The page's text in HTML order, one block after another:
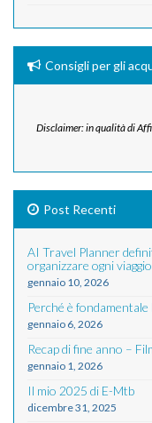
Consigli per gli
Disclaimer: in qualità di
Post Recenti
AI Travel Planner
organizzare ogni
gennaio 10, 2026
Perché è fondamentale
gennaio 6, 2026
Recap di fine anno –
gennaio 1, 2026
Il mio 2025 di E-Mtb
dicembre 31, 2025